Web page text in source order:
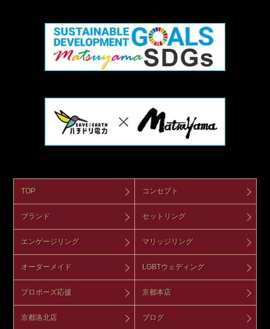
TOP コンセプト
ブランド セットリング
エンゲージリング マリッジリング
オーダーメイド LGBTウェディング
プロポーズ応援 京都本店
京都洛北店 ブログ